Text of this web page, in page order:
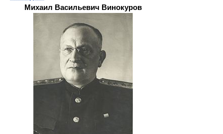
Михаил Васильевич Винокуров